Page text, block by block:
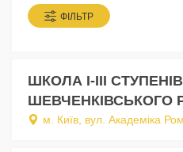
ФІЛЬТР
ШКОЛА І-ІІІ
ШЕВЧЕНКІВСЬКОГО
м. Київ, вул. Академіка